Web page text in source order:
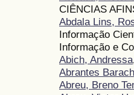
CIÊNCIAS
Abdala Lins,
Informação
Informação e
Abich, Andressa
Abrantes
Abreu, Breno